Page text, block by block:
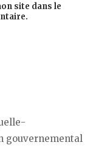
site dans le
gouvernemental